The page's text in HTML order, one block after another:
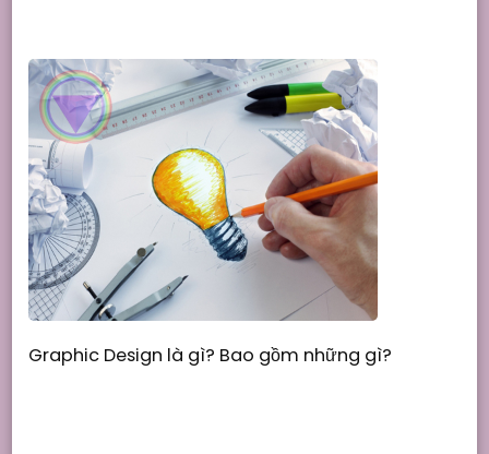
Graphic Design là gì? Bao gồm những gì?